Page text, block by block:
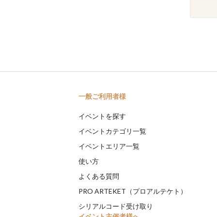
一般ご利用者様
イベントを探す
イベントカテゴリ一覧
イベントエリア一覧
使い方
よくある質問
PRO ARTEKET（プロアルテケト）
シリアルコード受け取り